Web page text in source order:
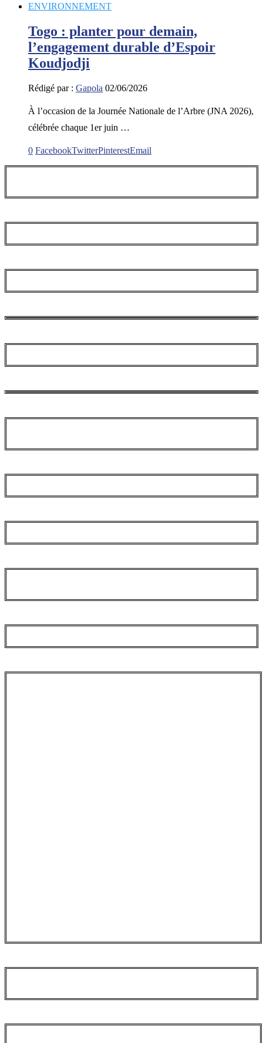
ENVIRONNEMENT
Togo : planter pour demain,
l’engagement durable d’Espoir
Koudjodji
Rédigé par : Gapola 02/06/2026
À l’occasion de la Journée Nationale de l’Arbre (JNA 2026),
célébrée chaque 1er juin …
0 FacebookTwitterPinterestEmail